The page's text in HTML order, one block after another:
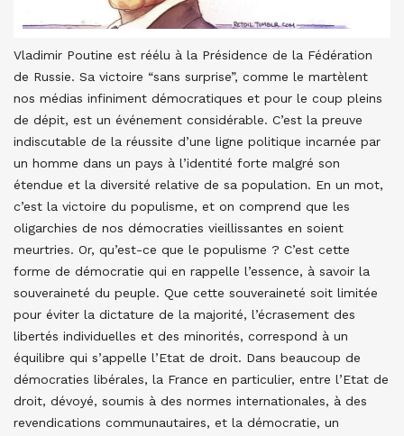
Vladimir Poutine est réélu à la Présidence de la Fédération
de Russie. Sa victoire “sans surprise”, comme le martèlent
nos médias infiniment démocratiques et pour le coup pleins
de dépit, est un événement considérable. C’est la preuve
indiscutable de la réussite d’une ligne politique incarnée par
un homme dans un pays à l’identité forte malgré son
étendue et la diversité relative de sa population. En un mot,
c’est la victoire du populisme, et on comprend que les
oligarchies de nos démocraties vieillissantes en soient
meurtries. Or, qu’est-ce que le populisme ? C’est cette
forme de démocratie qui en rappelle l’essence, à savoir la
souveraineté du peuple. Que cette souveraineté soit limitée
pour éviter la dictature de la majorité, l’écrasement des
libertés individuelles et des minorités, correspond à un
équilibre qui s’appelle l’Etat de droit. Dans beaucoup de
démocraties libérales, la France en particulier, entre l’Etat de
droit, dévoyé, soumis à des normes internationales, à des
revendications communautaires, et la démocratie, un